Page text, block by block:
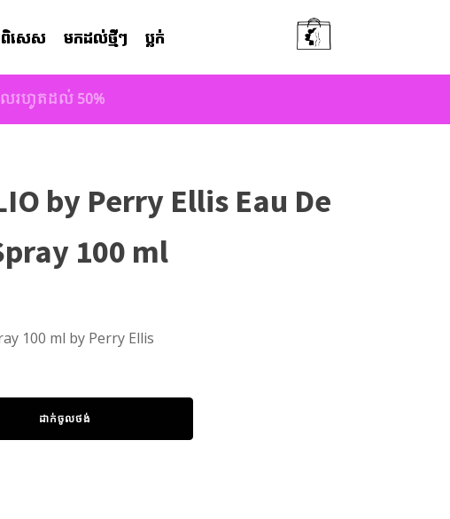
ពិសេស មកដល់ថ្មីៗ ប្លក់
ៃរហូតដល់ 50%
by Perry Ellis Eau De
100 ml
100 ml by Perry Ellis
ដាក់ចូលថង់